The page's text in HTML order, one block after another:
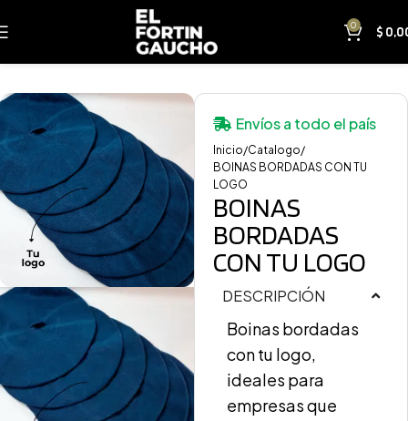
0 $
Inicio Catalogo
BOINAS BORDADAS CON TU
LOGO
Envíos a todo el país
BOINAS
BORDADAS
CON TU LOGO
DESCRIPCIÓN
Boinas bordadas
con tu logo,
ideales para
empresas que